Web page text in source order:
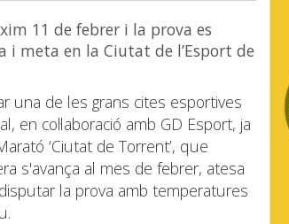
11 de febrer i la prova es
meta en la Ciutat de l’Esport de
una de les grans cites esportives
en col·laboració amb GD Esport, ja
‘Ciutat de Torrent’, que
s'avança al mes de febrer, atesa
la prova amb temperatures